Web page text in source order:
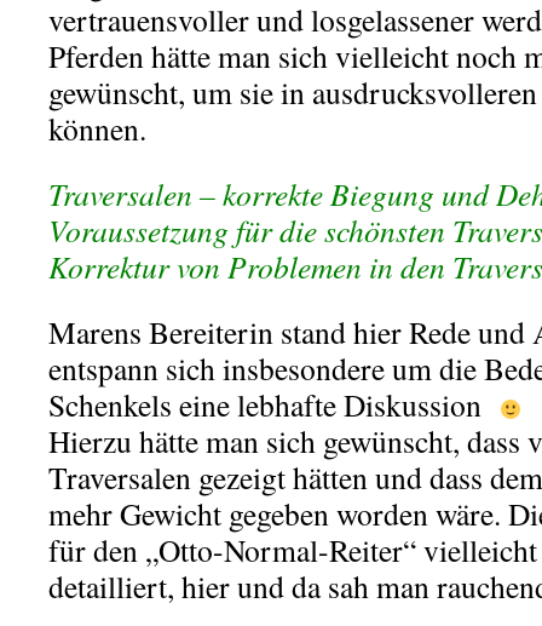
vertrauensvoller und losgelassener
Pferden hätte man sich vielleicht noch
gewünscht, um sie in
können.
Traversalen – korrekte Biegung und
Voraussetzung für die schönsten
Korrektur von Problemen in den
Marens Bereiterin stand hier Rede und
entspann sich insbesondere um die
Schenkels eine lebhafte Diskussion
Hierzu hätte man sich gewünscht, dass
Traversalen gezeigt hätten und dass
mehr Gewicht gegeben worden wäre.
für den „Otto-Normal-Reiter“
detailliert, hier und da sah man